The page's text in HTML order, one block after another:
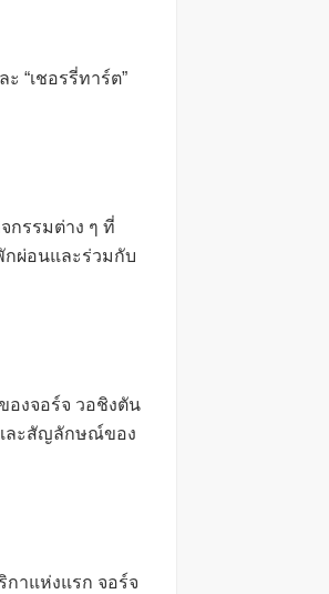
“เชอรรี่ทาร์ต”
กรรมต่าง ๆ ที่
กผ่อนและร่วมกับ
องจอร์จ วอชิงตัน
ละสัญลักษณ์ของ
าแห่งแรก จอร์จ